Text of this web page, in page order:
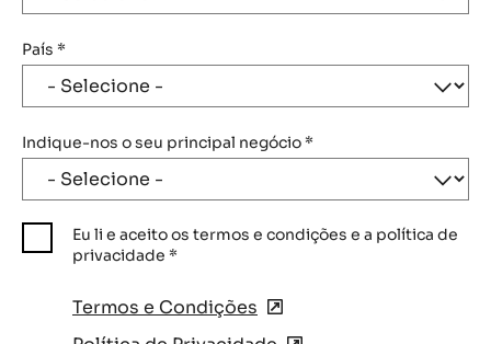
País *
Indique-nos o seu principal negócio *
Eu li e aceito os termos e condições e a política de
privacidade *
Termos e Condições (opens
in